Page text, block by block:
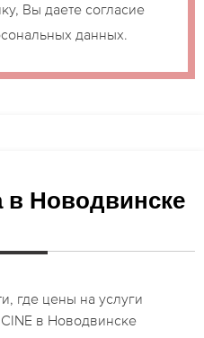
Вы даете согласие
данных.
Новодвинске
где цены на услуги
в Новодвинске